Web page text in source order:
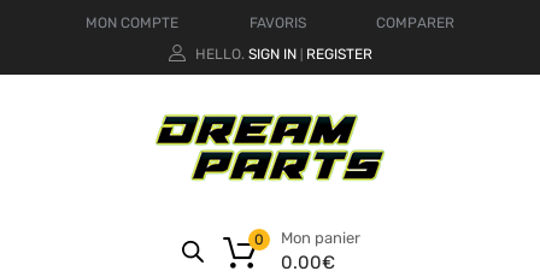
MON COMPTE FAVORIS
COMPARER
HELLO. SIGN IN REGISTER
Mon panier
0.00€
0